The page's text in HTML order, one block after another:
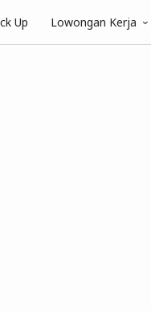
Up Lowongan Kerja